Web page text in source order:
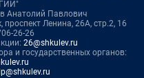
Анатолий Павлович
Ленина, 26А, стр.2, 16
26-26
26@shkulev.ru
и государственных органов: